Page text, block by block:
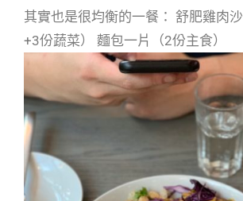
其實也是很均衡的一餐： 舒肥雞肉
+3份蔬菜） 麵包一片（2份主食）